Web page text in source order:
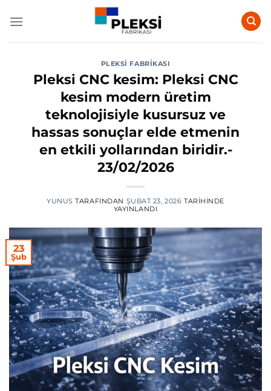
atla
PLEKSI FABRIKASI
Pleksi CNC kesim: Pleksi CNC
kesim modern üretim
teknolojisiyle kusursuz ve
hassas sonuçlar elde etmenin
en etkili yollarından biridir.-
23/02/2026
YUNUS TARAFINDAN ŞUBAT 23, 2026 TARIHINDE
YAYINLANDI
23
Şub